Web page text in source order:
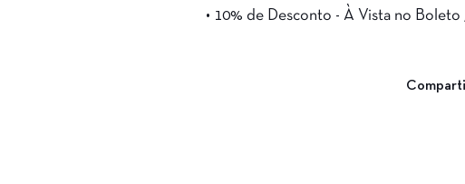
• 10% de Desconto - À Vista no